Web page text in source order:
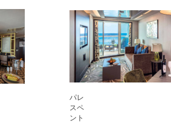
パレ
スペ
ント